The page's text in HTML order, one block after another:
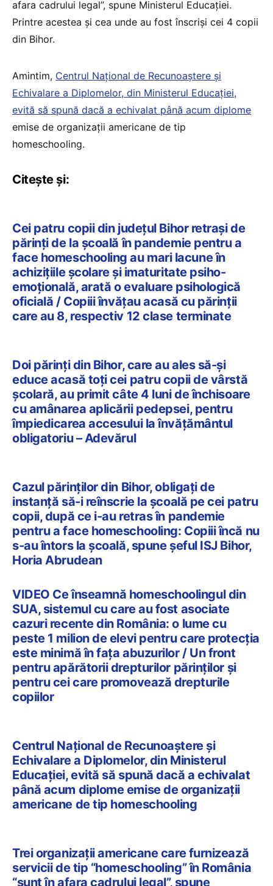
afara cadrului legal”, spune Ministerul Educației.
Printre acestea și cea unde au fost înscriși cei 4 copii
din Bihor.
Amintim, Centrul Național de Recunoaștere și
Echivalare a Diplomelor, din Ministerul Educației,
evită să spună dacă a echivalat până acum diplome
emise de organizații americane de tip
homeschooling.
Citește și:
Cei patru copii din județul Bihor retrași de
părinți de la școală în pandemie pentru a
face homeschooling au mari lacune în
achiziţiile şcolare și imaturitate psiho-
emoţională, arată o evaluare psihologică
oficială / Copiii învățau acasă cu părinții
care au 8, respectiv 12 clase terminate
Doi părinţi din Bihor, care au ales să-şi
educe acasă toţi cei patru copii de vârstă
şcolară, au primit câte 4 luni de închisoare
cu amânarea aplicării pedepsei, pentru
împiedicarea accesului la învățământul
obligatoriu – Adevărul
Cazul părinților din Bihor, obligați de
instanță să-i reînscrie la școală pe cei patru
copii, după ce i-au retras în pandemie
pentru a face homeschooling: Copiii încă nu
s-au întors la școală, spune șeful ISJ Bihor,
Horia Abrudean
VIDEO Ce înseamnă homeschoolingul din
SUA, sistemul cu care au fost asociate
cazuri recente din România: o lume cu
peste 1 milion de elevi pentru care protecția
este minimă în fața abuzurilor / Un front
pentru apărătorii drepturilor părinților și
pentru cei care promovează drepturile
copiilor
Centrul Național de Recunoaștere și
Echivalare a Diplomelor, din Ministerul
Educației, evită să spună dacă a echivalat
până acum diplome emise de organizații
americane de tip homeschooling
Trei organizații americane care furnizează
servicii de tip “homeschooling” în România
“sunt în afara cadrului legal”, spune